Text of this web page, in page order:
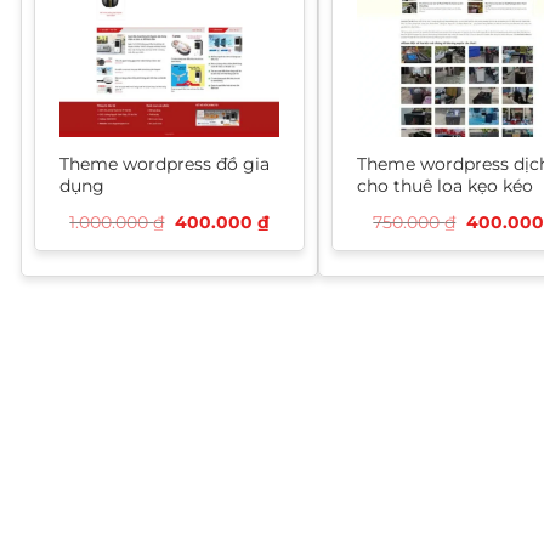
Theme wordpress đồ gia
dụng
1.000.000₫ Giá
là:
1.000.000 ₫.
400.000 ₫Giá
hiện
tại
là:
Theme wordpress
cho thuê loa kẹo kéo
750.000₫ Giá
là:
750.000
400.000